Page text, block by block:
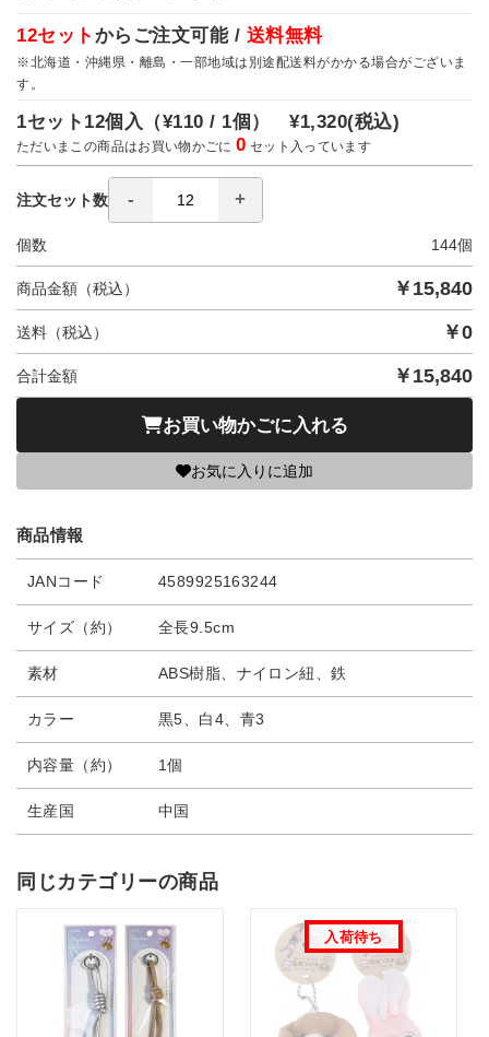
12セット からご注文可能 / 送料無料
※北海道・沖縄県・離島・一部地域は別途配送料がかかる場合がございま
す。
1セット12個入（¥110 / 1個）¥1,320(税込)
ただいまこの商品はお買い物かごに0 セット入っています
注文セット数
個数 144個
商品金額（税込） ￥ 15,840
送料（税込） ￥0
合計金額 ￥ 15,840
お買い物かごに入れる
お気に入りに追加
商品情報
JANコード 4589925163244
サイズ（約） 全長9.5cm
素材 ABS樹脂、ナイロン紐、鉄
カラー 黒5、白4、青3
内容量（約） 1個
生産国 中国
同じカテゴリーの商品